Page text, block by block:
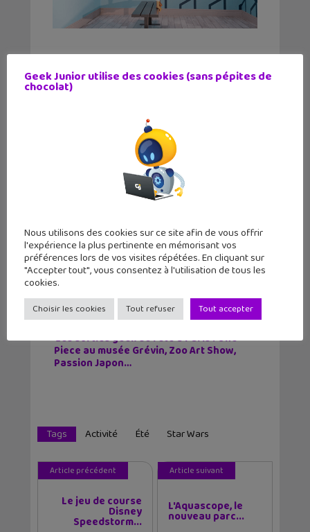
mondiale de NBA 2K27 !
Lecture d’été 2026 #7 : Ghost Pepper
(tome 1), un comics post-apocalyptique
par un auteur français
Les sorties geek de l’été à Paris : One
Piece au musée Grévin, Zoo Art Show,
Passion Japon…
Tags Activité Été Star Wars
Article précédent
Le jeu de course
Disney
Speedstorm...
Article suivant
L'Aquascope, le
nouveau parc...
Geek Junior utilise des cookies (sans pépites de
chocolat)
Nous utilisons des cookies sur ce site afin de vous offrir
l'expérience la plus pertinente en mémorisant vos
préférences lors de vos visites répétées. En cliquant sur
"Accepter tout", vous consentez à l'utilisation de tous les
cookies.
Choisir les cookies Tout refuser Tout accepter